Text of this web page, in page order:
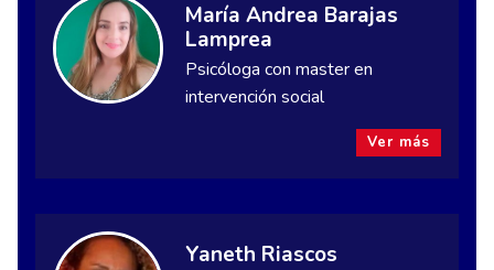
María Andrea Barajas
Lamprea
Psicóloga con master en
intervención social
Ver más
Yaneth Riascos